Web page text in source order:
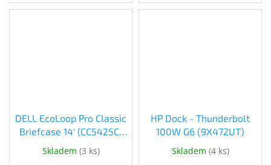
DELL EcoLoop Pro Classic
Briefcase 14' (CC5425C)
(460-BDSR)
Skladem (3 ks)
HP Dock - Thunderbolt
100W G6 (9X472UT)
Skladem (4 ks)